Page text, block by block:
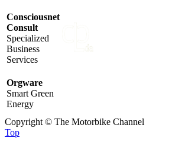
Consciousnet
Consult
Specialized
Business
Services
Orgware
Smart Green
Energy
Copyright © The Motorbike Channel
Top